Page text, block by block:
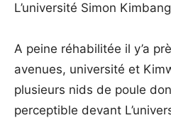
L’université Simon
A peine réhabilitée il y’a
avenues, université et
plusieurs nids de poule
perceptible devant